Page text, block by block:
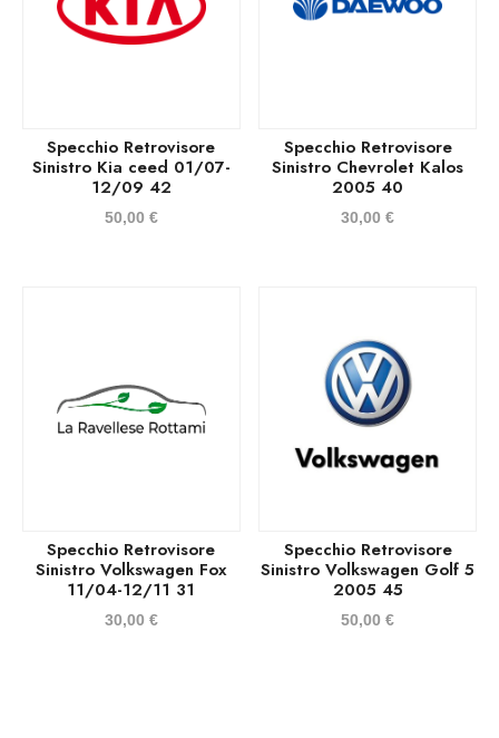
Specchio Retrovisore
Sinistro Kia ceed 01/07-
12/09 42
50,00 €
Specchio Retrovisore
Sinistro Chevrolet Kalos
2005 40
30,00€
Specchio Retrovisore
Sinistro Volkswagen Fox
11/04-12/11 31
30,00 €
Specchio Retrovisore
Sinistro Volkswagen Golf 5
2005 45
50,00€